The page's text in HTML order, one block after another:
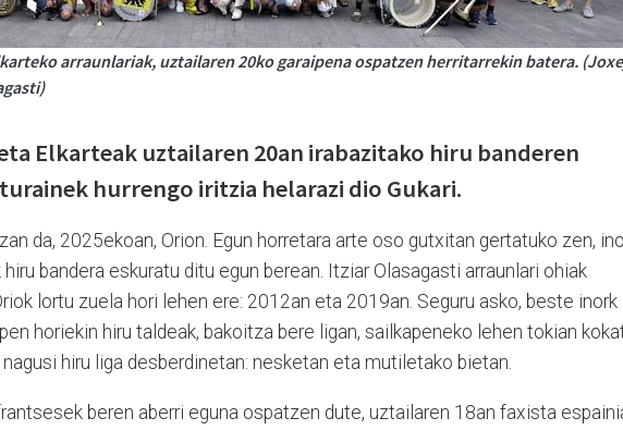
arraunlariak, uztailaren 20ko garaipena ospatzen herritarrekin batera.
Elkarteak uztailaren 20an irabazitako hiru banderen
hurrengo iritzia helarazi dio Gukari.
da, 2025ekoan, Orion. Egun horretara arte oso gutxitan gertatuko zen,
hiru bandera eskuratu ditu egun berean. Itziar Olasagasti arraunlari ohiak
lortu zuela hori lehen ere: 2012an eta 2019an. Seguru asko, beste inork
horiekin hiru taldeak, bakoitza bere ligan, sailkapeneko lehen tokian
hiru liga desberdinetan: nesketan eta mutiletako bietan.
beren aberri eguna ospatzen dute, uztailaren 18an faxista